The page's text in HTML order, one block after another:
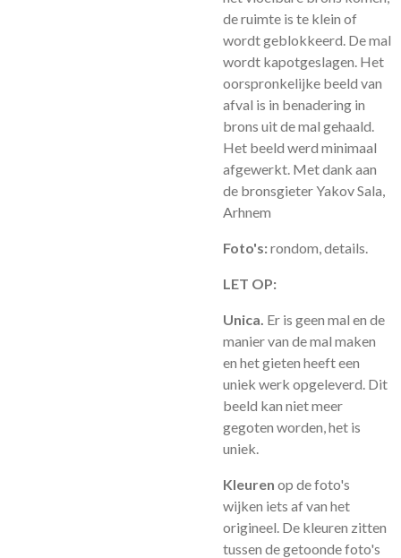
de ruimte is te klein of
wordt geblokkeerd. De mal
wordt kapotgeslagen. Het
oorspronkelijke beeld van
afval is in benadering in
brons uit de mal gehaald.
Het beeld werd minimaal
afgewerkt. Met dank aan
de bronsgieter Yakov Sala,
Arhnem
Foto's:rondom, details.
LET OP:
Unica. Er is geen mal en de
manier van de mal maken
en het gieten heeft een
uniek werk opgeleverd. Dit
beeld kan niet meer
gegoten worden, het is
uniek.
Kleuren op de foto's
wijken iets af van het
origineel. De kleuren zitten
tussen de getoonde foto's